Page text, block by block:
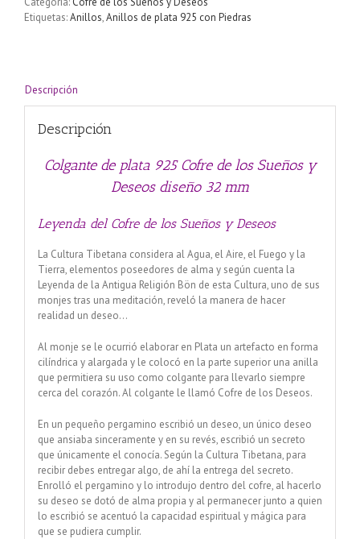
los
Sueños
Etiquetas:Anillos,Anillos de plata 925 con Piedras
Descripción
Descripción
Colgante de plata 925 Cofre de los Sueños y
Deseos diseño 32 mm
Leyenda del Cofre de los Sueños y Deseos
La Cultura Tibetana considera al Agua, el Aire, el Fuego y la
Tierra, elementos poseedores de alma y según cuenta la
Leyenda de la Antigua Religión Bön de esta Cultura, uno de sus
monjes tras una meditación, reveló la manera de hacer
realidad un deseo…
Al monje se le ocurrió elaborar en Plata un artefacto en forma
cilíndrica y alargada y le colocó en la parte superior una anilla
que permitiera su uso como colgante para llevarlo siempre
cerca del corazón. Al colgante le llamó Cofre de los Deseos.
En un pequeño pergamino escribió un deseo, un único deseo
que ansiaba sinceramente y en su revés, escribió un secreto
que únicamente el conocía. Según la Cultura Tibetana, para
recibir debes entregar algo, de ahí la entrega del secreto.
Enrolló el pergamino y lo introdujo dentro del cofre, al hacerlo
su deseo se dotó de alma propia y al permanecer junto a quien
lo escribió se acentuó la capacidad espiritual y mágica para
que se pudiera cumplir.